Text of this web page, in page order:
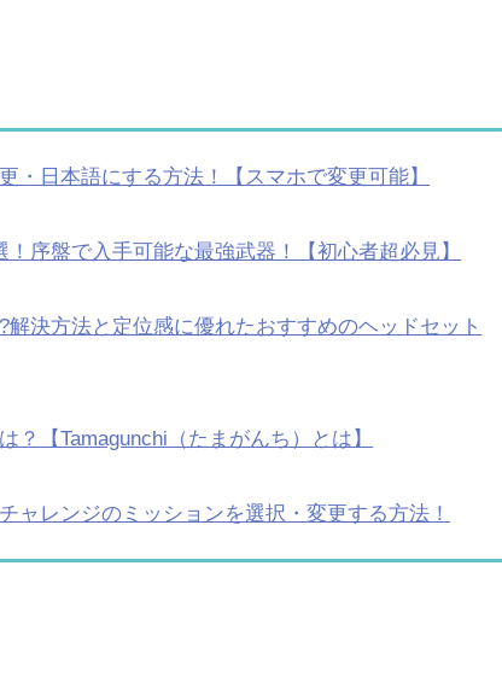
・日本語にする方法！【スマホで変更可能】
！序盤で入手可能な最強武器！【初心者超必見】
解決方法と定位感に優れたおすすめのヘッドセット
？【Tamagunchi（たまがんち）とは】
ャレンジのミッションを選択・変更する方法！